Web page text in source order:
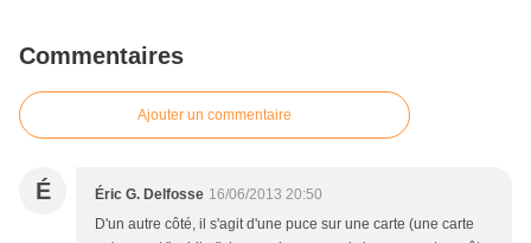
Commentaires
Ajouter un commentaire
É Éric G. Delfosse 16/06/2013 20:50
D'un autre côté, il s'agit d'une puce sur une carte (une carte